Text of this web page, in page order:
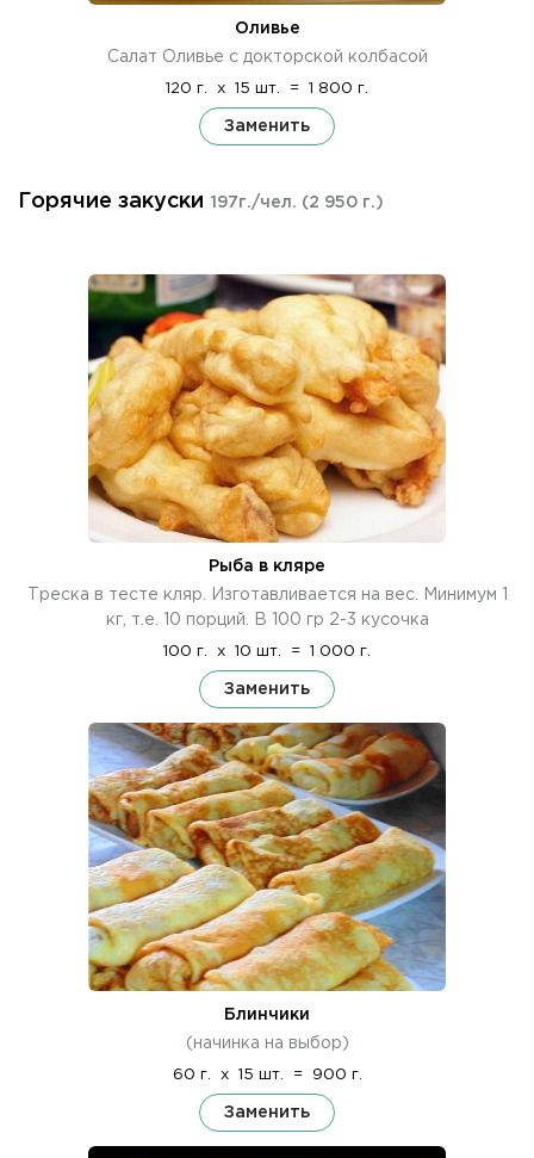
Оливье
Салат Оливье с докторской колбасой
120 г. x 15 шт. = 1 800 г.
Заменить
Горячие закуски 197г./чел. (2 950 г.)
Рыба в кляре
Треска в тесте кляр. Изготавливается на вес. Минимум 1
кг, т.е. 10 порций. В 100 гр 2-3 кусочка
100 г. x 10 шт. = 1 000 г.
Заменить
Блинчики
(начинка на выбор)
60 г. x 15 шт. = 900 г.
Заменить